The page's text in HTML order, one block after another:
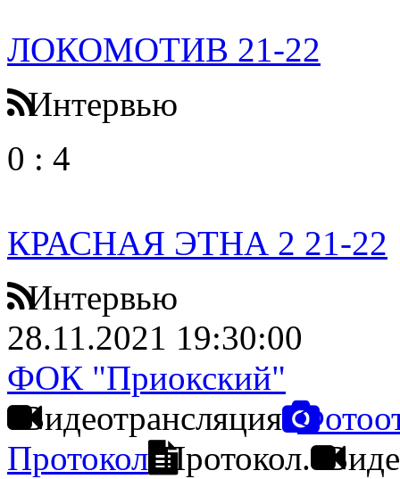
ЛОКОМОТИВ 21-22
Интервью
0 : 4
КРАСНАЯ ЭТНА 2 21-22
Интервью
28.11.2021 19:30:00
ФОК "Приокский"
Видеотрансляция
Протокол Протокол.